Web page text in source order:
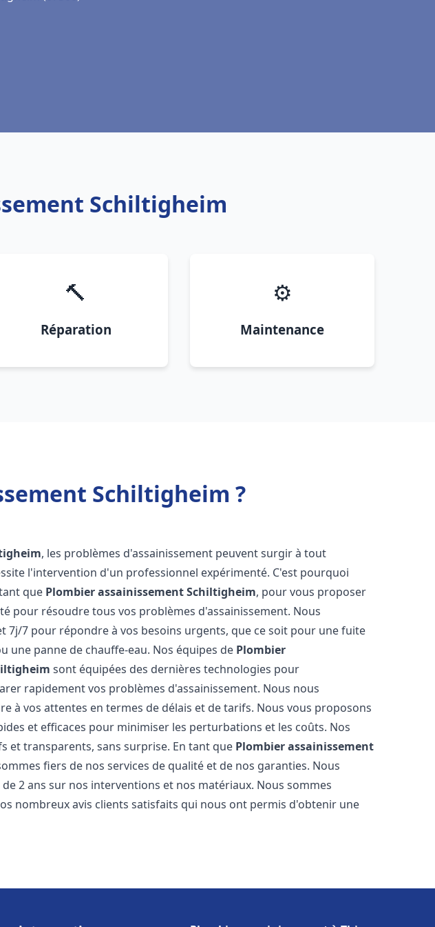
Schiltigheim
🔨
Réparation
⚙️
Maintenance
Schiltigheim ?
, les problèmes d'assainissement peuvent surgir à tout
l'intervention d'un professionnel expérimenté. C'est pourquoi
que Plombier assainissementSchiltigheim, pour vous proposer
pour résoudre tous vos problèmes d'assainissement. Nous
7j/7 pour répondre à vos besoins urgents, que ce soit pour une fuite
une panne de chauffe-eau. Nos équipes de Plombier
sont équipées des dernières technologies pour
rapidement vos problèmes d'assainissement. Nous nous
à vos attentes en termes de délais et de tarifs. Nous vous proposons
et efficaces pour minimiser les perturbations et les coûts. Nos
et transparents, sans surprise. En tant que Plombier assainissement
fiers de nos services de qualité et de nos garanties. Nous
2 ans sur nos interventions et nos matériaux. Nous sommes
nombreux avis clients satisfaits qui nous ont permis d'obtenir une